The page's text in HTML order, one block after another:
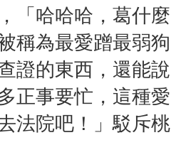
「哈哈哈，葛什麼
稱為最愛蹭最弱狗
證的東西，還能說
正事要忙，這種愛
法院吧！」駁斥桃